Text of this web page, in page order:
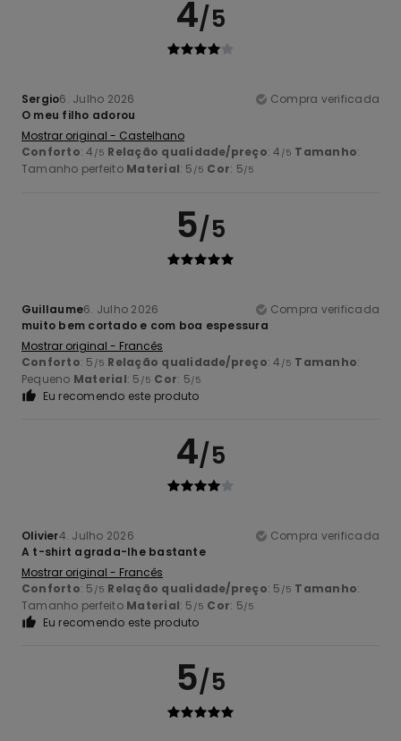
4/5
Sergio6. Julho 2026
Compra verificada
O meu filho adorou
Mostrar original - Castelhano
Conforto: 4 /5 Relação qualidade/preço: 4 /5 Tamanho:
Tamanho perfeito Material: 5 /5 Cor: 5/5
5/5
Guillaume6. Julho 2026
Compra verificada
muito bem cortado e com boa espessura
Mostrar original - Francês
Conforto: 5 /5 Relação qualidade/preço: 4 /5 Tamanho:
Pequeno Material: 5 /5 Cor: 5/5
Eu recomendo este produto
4/5
Olivier4. Julho 2026
Compra verificada
A t-shirt agrada-lhe bastante
Mostrar original - Francês
Conforto: 5 /5 Relação qualidade/preço: 5 /5 Tamanho:
Tamanho perfeito Material: 5 /5 Cor: 5/5
Eu recomendo este produto
5/5